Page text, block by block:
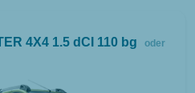
4X4 1.5 dCI 110 bg
oder